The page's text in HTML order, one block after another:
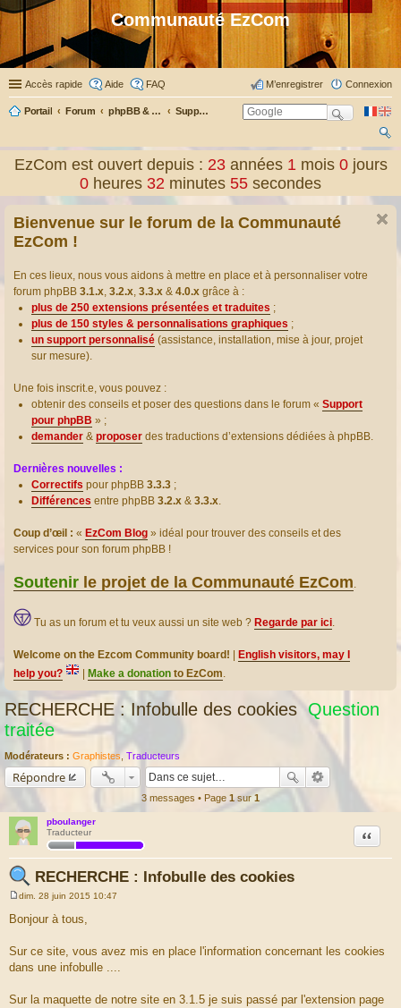
Communauté EzCom
Accès rapide Aide FAQ Connexion
M’enregistrer
Portail Forum phpBB & Co Support pour phpBB
ch
er
EzCom est ouvert depuis : 23 années1 mois0 jours
0 heures 32 minutes 55 secondes
Bienvenue sur le forum de la Communauté
EzCom !
En ces lieux, nous vous aidons à mettre en place et à personnaliser votre
forum phpBB 3.1.x, 3.2.x, 3.3.x & 4.0.x grâce à :
plus de 250 extensions présentées et traduites ;
plus de 150 styles & personnalisations graphiques ;
un support personnalisé (assistance, installation, mise à jour, projet
sur mesure).
Une fois inscrit.e, vous pouvez :
obtenir des conseils et poser des questions dans le forum « Support
pour phpBB » ;
demander & proposer des traductions d’extensions dédiées à phpBB.
Dernières nouvelles :
Correctifs pour phpBB 3.3.3 ;
Différences entre phpBB 3.2.x & 3.3.x.
Coup d’œil : « EzCom Blog » idéal pour trouver des conseils et des
services pour son forum phpBB !
Soutenir le projet de la Communauté EzCom.
Tu as un forum et tu veux aussi un site web ? Regarde par ici.
Welcome on the Ezcom Community board!
English visitors, may I
help you?
Make a donation to EzCom.
RECHERCHE : Infobulle des cookies Question
traitée
Modérateurs : Graphistes Traducteurs
Répondre
3 messages • Page 1 sur 1
pboulanger
Traducteur
RECHERCHE : Infobulle des cookies
Citation
s
g
e
dim. 28 juin 2015 10:47
Bonjour à tous,
Sur ce site, vous avez mis en place l'information concernant les cookies
dans une infobulle ....
Sur la maquette de notre site en 3.1.5 je suis passé par l'extension page